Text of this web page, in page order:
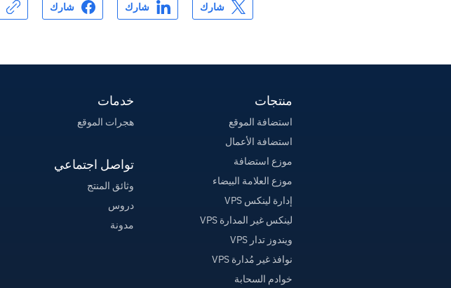
شارك شارك شارك
منتجات
استضافة الموقع
استضافة الأعمال
موزع استضافة
موزع العلامة البيضاء
إدارة لينكس VPS
لينكس غير المدارة VPS
ويندوز تدار VPS
نوافذ غير مُدارة VPS
خوادم السحابة
خدمات
هجرات الموقع
تواصل اجتماعي
وثائق المنتج
دروس
مدونة